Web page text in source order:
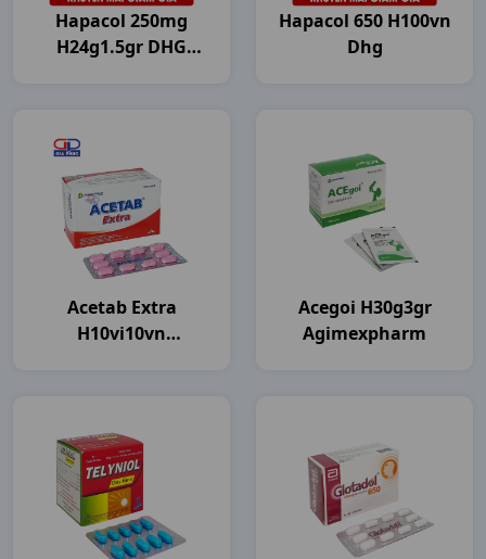
Hapacol 250mg
H24g1.5gr DHG
Hapacol 650 H100vn
Dhg
Acetab Extra
H10vi10vn
Acegoi H30g3gr
Agimexpharm